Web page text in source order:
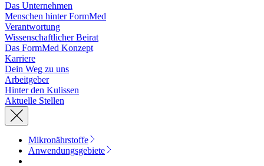
Das Unternehmen
Menschen hinter FormMed
Verantwortung
Wissenschaftlicher Beirat
Das FormMed Konzept
Karriere
Dein Weg zu uns
Arbeitgeber
Hinter den Kulissen
Aktuelle Stellen
Mikronährstoffe
Anwendungsgebiete